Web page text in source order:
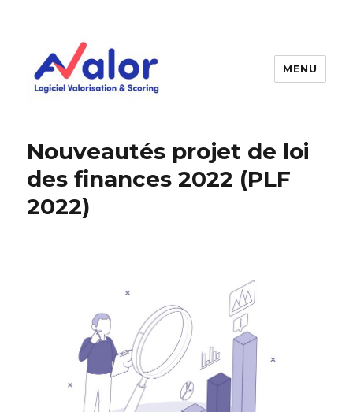
et fonds de commerce
MENU
Nouveautés projet de loi
des finances 2022 (PLF
2022)